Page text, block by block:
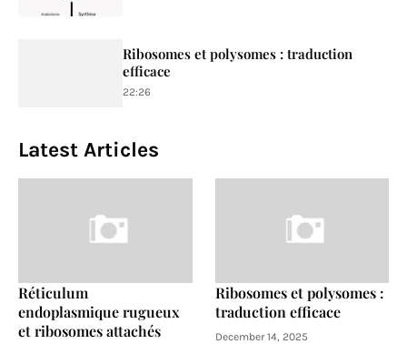
Ribosomes et polysomes : traduction
efficace
22:26
Latest Articles
Réticulum
endoplasmique rugueux
et ribosomes attachés
Ribosomes et polysomes :
traduction efficace
December 14, 2025